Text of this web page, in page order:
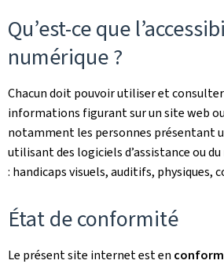
Qu’est-ce que
numérique ?
Chacun doit pouvoir utiliser et
informations figurant sur un site web
notamment les personnes présentant
utilisant des logiciels d’assistance ou
: handicaps visuels, auditifs, physiques,
État de conformité
Le présent site internet est en